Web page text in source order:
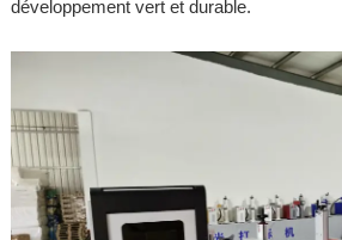
développement vert et durable.